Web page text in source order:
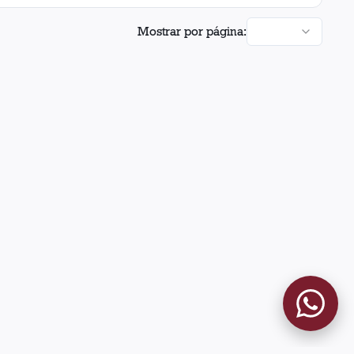
Mostrar por página: